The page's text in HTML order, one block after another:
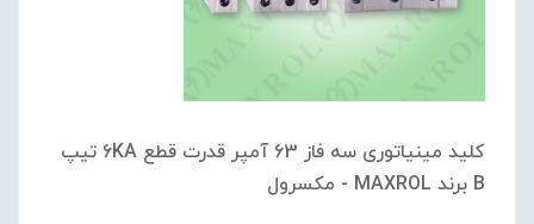
کلید مینیاتوری سه فاز 63 آمپر قدرت قطع 6KA تیپ
B برند MAXROL - مکسرول